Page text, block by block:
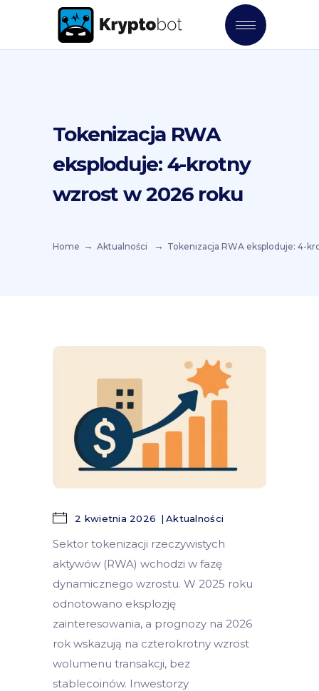
Tokenizacja RWA
eksploduje: 4-krotny
wzrost w 2026 roku
Home Aktualności Tokenizacja RWA eksploduje: 4-
2 kwietnia 2026 Aktualności
Sektor tokenizacji rzeczywistych
aktywów (RWA) wchodzi w fazę
dynamicznego wzrostu. W 2025 roku
odnotowano eksplozję
zainteresowania, a prognozy na 2026
rok wskazują na czterokrotny wzrost
wolumenu transakcji, bez
stablecoinów. Inwestorzy